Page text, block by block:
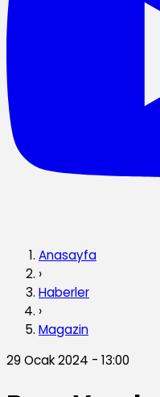
Anasayfa
›
Haberler
›
Magazin
29 Ocak 2024 - 13:00